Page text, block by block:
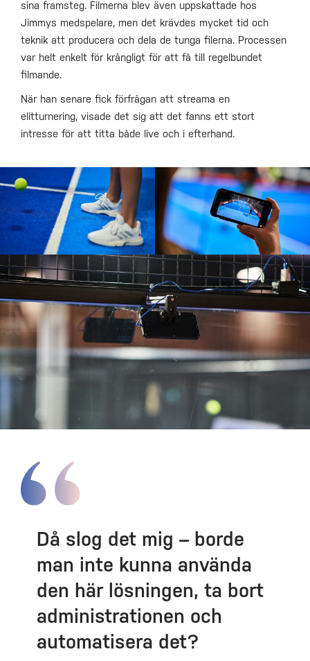
sina framsteg. Filmerna blev även uppskattade hos
Jimmys medspelare, men det krävdes mycket tid och
teknik att producera och dela de tunga filerna. Processen
var helt enkelt för krångligt för att få till regelbundet
filmande.
När han senare fick förfrågan att streama en
elitturnering, visade det sig att det fanns ett stort
intresse för att titta både live och i efterhand.
Då slog det mig – borde
man inte kunna använda
den här lösningen, ta bort
administrationen och
automatisera det?